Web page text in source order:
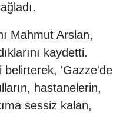
Mahmut Arslan,
kaydetti.
belirterek, 'Gazze'de
hastanelerin,
sessiz kalan,